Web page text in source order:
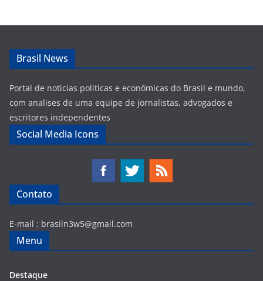
Brasil News
Portal de noticias politicas e econômicas do Brasil e mundo,
com analises de uma equipe de jornalistas, advogados e
escritores independentes
Social Media Icons
Contato
E-mail : brasiln3w5@gmail.com
Menu
Destaque